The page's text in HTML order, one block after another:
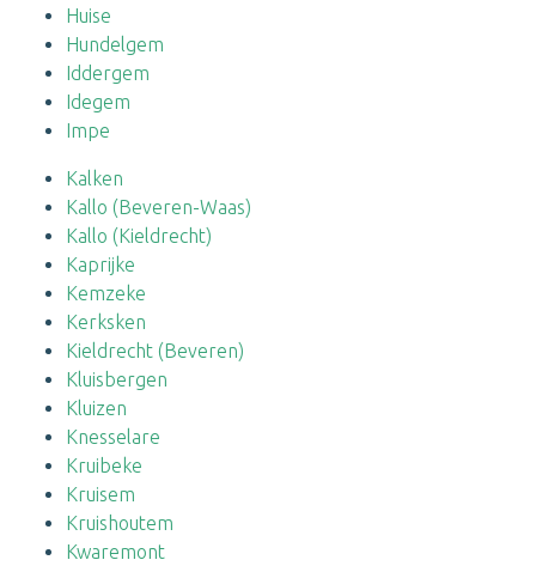
Huise
Hundelgem
Iddergem
Idegem
Impe
Kalken
Kallo (Beveren-Waas)
Kallo (Kieldrecht)
Kaprijke
Kemzeke
Kerksken
Kieldrecht (Beveren)
Kluisbergen
Kluizen
Knesselare
Kruibeke
Kruisem
Kruishoutem
Kwaremont